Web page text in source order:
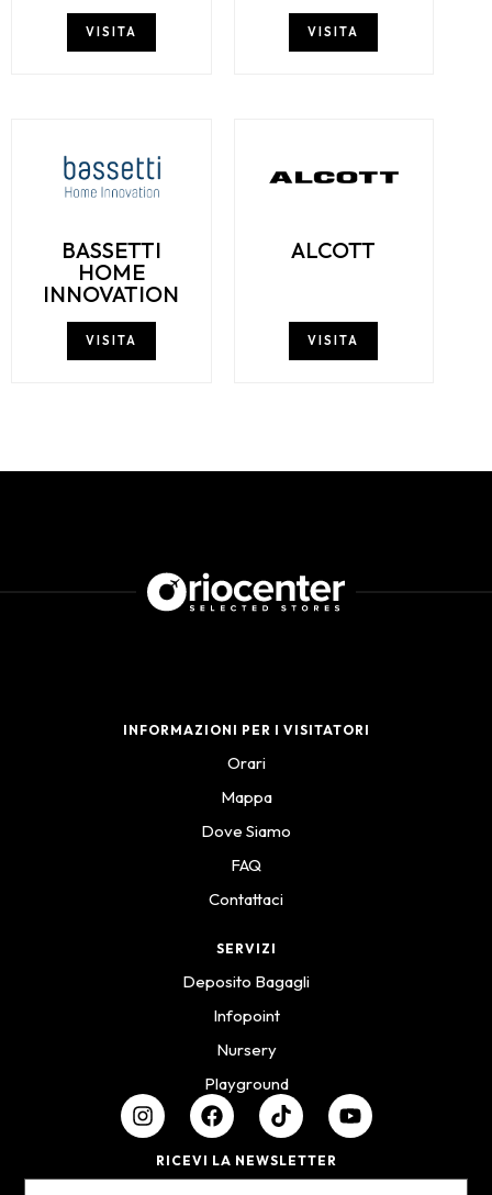
VISITA VISITA
BASSETTI
HOME
INNOVATION
VISITA
ALCOTT
VISITA
INFORMAZIONI PER I VISITATORI
Orari
Mappa
Dove Siamo
FAQ
Contattaci
SERVIZI
Deposito Bagagli
Infopoint
Nursery
Playground
RICEVI LA NEWSLETTER